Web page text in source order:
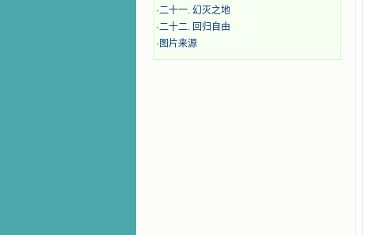
·二十一. 幻灭之地
·二十二. 回归自由
·图片来源